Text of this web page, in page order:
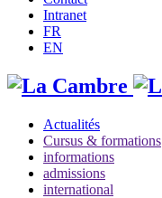
Intranet
FR
EN
Actualités
Cursus & formations
informations
admissions
international